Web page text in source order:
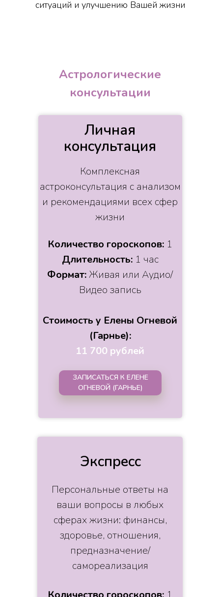
ситуаций и улучшению Вашей жизни
Астрологические
консультации
Количество гороскопов: 1
Длительность:1 час
Формат:Живая или Аудио/
Видео запись
Стоимость у Елены Огневой
(Гарнье):
11 700 рублей
ЗАПИСАТЬСЯ К ЕЛЕНЕ
ОГНЕВОЙ (ГАРНЬЕ)
Личная
консультация
Комплексная
астроконсультация с анализом
и рекомендациями всех сфер
жизни
Экспресс
Персональные ответы на
ваши вопросы в любых
сферах жизни: финансы,
здоровье, отношения,
предназначение/
самореализация